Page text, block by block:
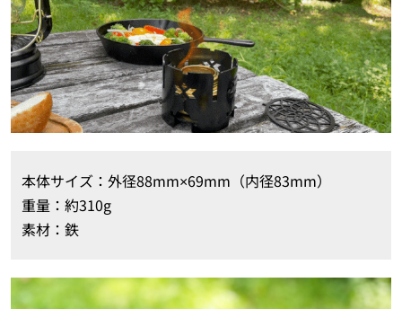
本体サイズ：外径88mm×69mm（内径83mm）
重量：約310g
素材：鉄